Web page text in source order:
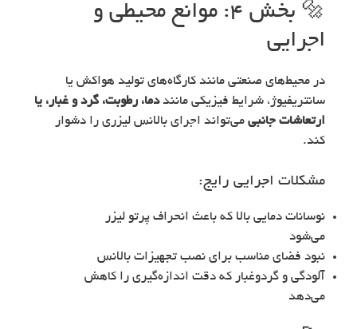
🔩 بخش ۴: موانع محیطی و
اجرایی
در محیط‌های صنعتی مانند کارگاه‌های تولید هواکش یا
سانتریفیوژ، شرایط فیزیکی ماننددما، رطوبت، گرد و غبار، یا
ارتعاشات جانبی می‌تواند اجرای بالانس لیزری را دشوار
کند.
مشکلات اجرایی رایج:
نوسانات دمایی بالا که باعث انحراف پرتو لیزر
می‌شود
نبود فضای مناسب برای نصب تجهیزات بالانس
آلودگی و گردوغبار که دقت اندازه‌گیری را کاهش
می‌دهد